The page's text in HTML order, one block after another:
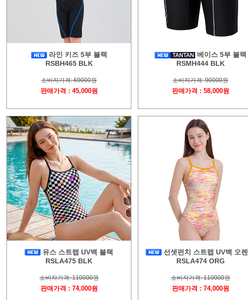
라인 키즈 5부 블랙
RSBH465 BLK
소비자가격: 69000원
판매가격 : 45,000원
베이스 5부 블랙
RSMH444 BLK
소비자가격: 90000원
판매가격 : 58,000원
유스 스트랩 UV백 블랙
RSLA475 BLK
소비자가격: 110000원
판매가격 : 74,000원
선셋펀치 스트랩 UV백 오
RSLA474 ORG
소비자가격: 110000원
판매가격 : 74,000원